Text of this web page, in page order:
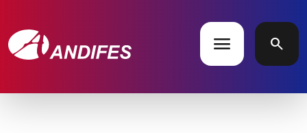
menu search